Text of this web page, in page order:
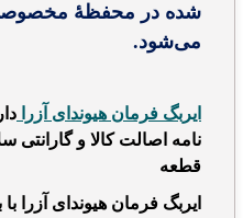
شده در محفظهٔ
می‌شود.
ایربگ فرمان هیوندای آزرا
نامه اصالت کالا و گارانتی
قطعه
ایربگ فرمان هیوندای آزرا